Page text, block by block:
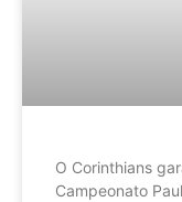
O Corinthians
Campeonato